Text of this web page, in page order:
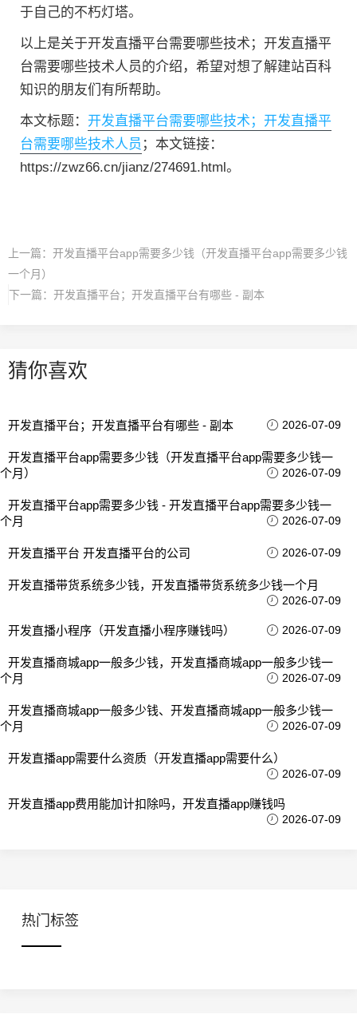
于自己的不朽灯塔。
以上是关于开发直播平台需要哪些技术；开发直播平
台需要哪些技术人员的介绍，希望对想了解建站百科
知识的朋友们有所帮助。
本文标题： 开发直播平台需要哪些技术；开发直播平
台需要哪些技术人员 ；本文链接：
https://zwz66.cn/jianz/274691.html。
上一篇： 开发直播平台app需要多少钱（开发直播平台app需要多少钱
一个月）
下一篇： 开发直播平台；开发直播平台有哪些 - 副本
猜你喜欢
开发直播平台；开发直播平台有哪些 - 副本 2026-07-09
开发直播平台app需要多少钱（开发直播平台app需要多少钱一
个月）
2026-07-09
开发直播平台app需要多少钱 - 开发直播平台app需要多少钱一
个月
2026-07-09
开发直播平台 开发直播平台的公司 2026-07-09
开发直播带货系统多少钱，开发直播带货系统多少钱一个月
2026-07-09
开发直播小程序（开发直播小程序赚钱吗） 2026-07-09
开发直播商城app一般多少钱，开发直播商城app一般多少钱一
个月
2026-07-09
开发直播商城app一般多少钱、开发直播商城app一般多少钱一
个月
2026-07-09
开发直播app需要什么资质（开发直播app需要什么）
2026-07-09
开发直播app费用能加计扣除吗，开发直播app赚钱吗
2026-07-09
热门标签